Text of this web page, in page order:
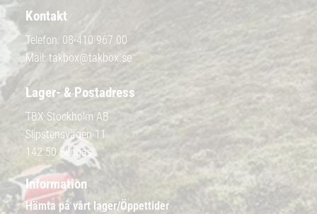
Kontakt
Telefon: 08-410 967 00
Mail: takbox@takbox.se
Lager- & Postadress
TBX Stockholm AB
Slipstensvägen 11
142 50 Skogås
Information
Hämta på vårt lager/Öppettider